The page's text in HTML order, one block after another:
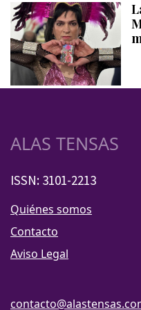
ALAS TENSAS
ISSN: 3101-2213
Quiénes somos
Contacto
Aviso Legal